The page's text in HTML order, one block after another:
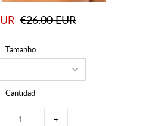
€26.00 EUR
Tamanho
Cantidad
+